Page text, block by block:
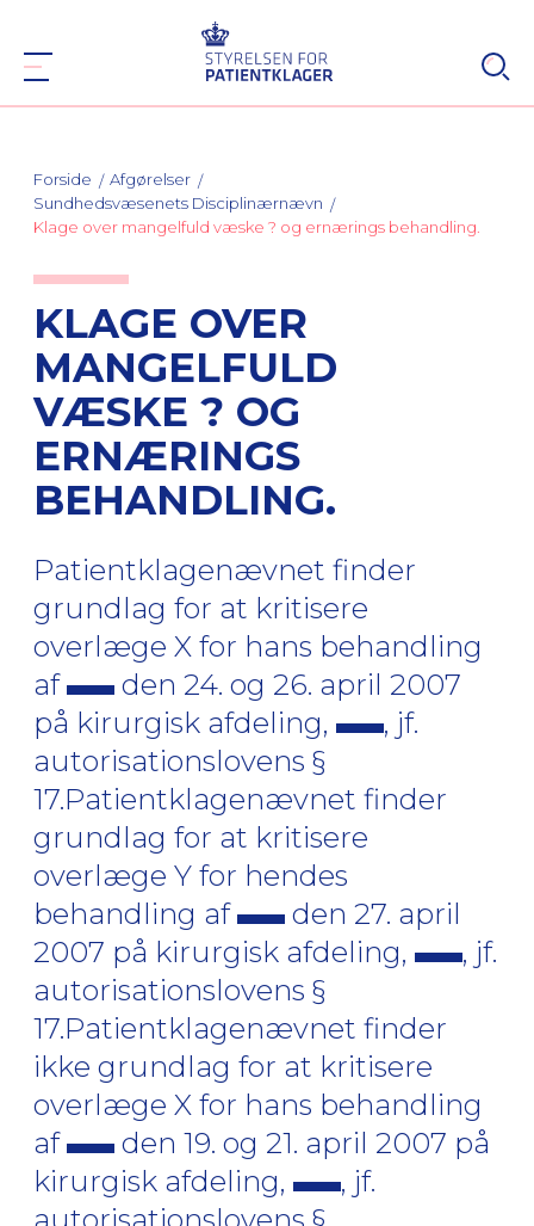
Forside
Afgørelser
Sundhedsvæsenets Disciplinærnævn
Klage over mangelfuld væske ? og ernærings behandling.
KLAGE OVER
MANGELFULD
VÆSKE ? OG
ERNÆRINGS
BEHANDLING.
Patientklagenævnet finder
grundlag for at kritisere
overlæge X for hans behandling
af
den 24. og 26. april 2007
på kirurgisk afdeling,
, jf.
autorisationslovens §
17.Patientklagenævnet finder
grundlag for at kritisere
overlæge Y for hendes
behandling af
den 27. april
2007 på kirurgisk afdeling,
, jf.
autorisationslovens §
17.Patientklagenævnet finder
ikke grundlag for at kritisere
overlæge X for hans behandling
af
den 19. og 21. april 2007 på
kirurgisk afdeling,
, jf.